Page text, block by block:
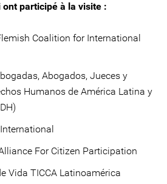
participé à la visite :
Coalition for International
Abogados, Jueces y
Humanos de América Latina y
For Citizen Participation
Vida TICCA Latinoamérica